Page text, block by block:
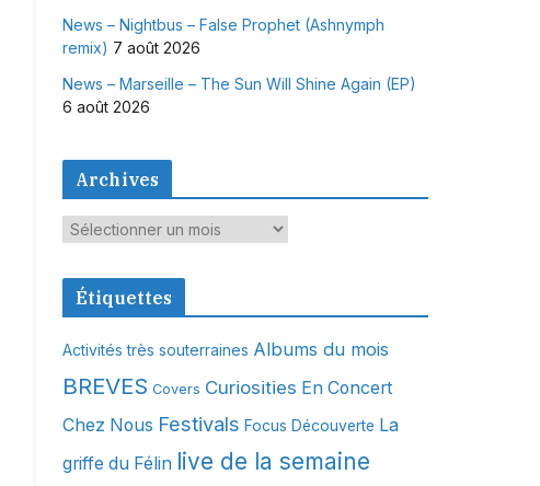
News – Nightbus – False Prophet (Ashnymph
remix) 7 août 2026
News – Marseille – The Sun Will Shine Again (EP)
6 août 2026
Archives
A
c
e
s
Étiquettes
Activités très souterraines Albums du mois
BREVES Covers Curiosities En Concert
Chez Nous Festivals Focus Découverte La
griffe du Félin live de la semaine